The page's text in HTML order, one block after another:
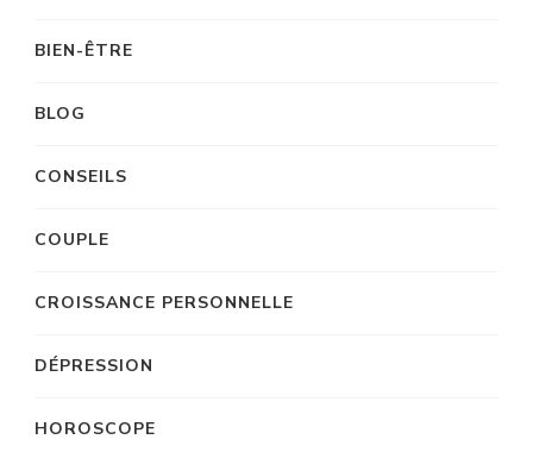
BIEN-ÊTRE
BLOG
CONSEILS
COUPLE
CROISSANCE PERSONNELLE
DÉPRESSION
HOROSCOPE